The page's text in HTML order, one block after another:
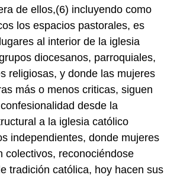
de ellos,(6) incluyendo como
los espacios pastorales, es
al interior de la iglesia
diocesanos, parroquiales,
religiosas, y donde las mujeres
más o menos criticas, siguen
desde la
a la iglesia católico
independientes, donde mujeres
colectivos, reconociéndose
tradición católica, hoy hacen sus